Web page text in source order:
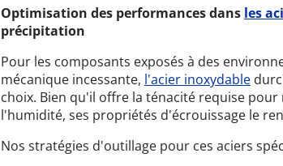
Optimisation des performances dans les
précipitation
Pour les composants exposés à des
mécanique incessante, l'acier inoxydable
choix. Bien qu'il offre la ténacité requise
l'humidité, ses propriétés d'écrouissage le
Nos stratégies d'outillage pour ces aciers